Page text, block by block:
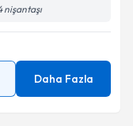
nişantaşı
Daha Fazla